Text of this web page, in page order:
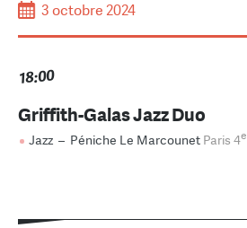
3 octobre 2024
18:00
Griffith-Galas Jazz Duo
Jazz – Péniche Le Marcounet Paris 4e